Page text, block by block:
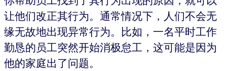
让他们改正其行为。通常情况下，人们不会无
缘无故地出现异常行为。比如，一名平时工作
勤恳的员工突然开始消极怠工，这可能是因为
他的家庭出了问题。